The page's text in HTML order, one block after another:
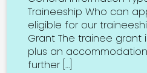
Traineeship Who can
eligible for our
Grant The trainee grant
plus an
further […]